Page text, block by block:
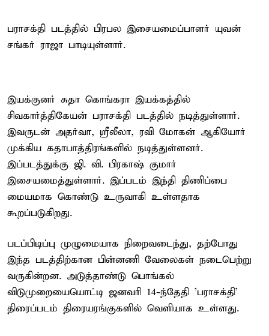
பராசக்தி படத்தில் பிரபல இசையமைப்பாளர் யுவன்
சங்கர் ராஜா பாடியுள்ளார்.
இயக்குனர் சுதா கொங்கரா இயக்கத்தில்
சிவகார்த்திகேயன் பராசக்தி படத்தில் நடித்துள்ளார்.
இவருடன் அதர்வா, ஸ்ரீலீலா, ரவி மோகன் ஆகியோர்
முக்கிய கதாபாத்திரங்களில் நடித்துள்ளனர்.
இப்படத்துக்கு ஜி. வி. பிரகாஷ் குமார்
இசையமைத்துள்ளார். இப்படம் இந்தி திணிப்பை
மையமாக கொண்டு உருவாகி உள்ளதாக
கூறப்படுகிறது.
படப்பிடிப்பு முழுமையாக நிறைவடைந்து, தற்போது
இந்த படத்திற்கான பின்னணி வேலைகள் நடைபெற்று
வருகின்றன. அடுத்தாண்டு பொங்கல்
விடுமுறையையொட்டி ஜனவரி 14-ந்தேதி 'பராசக்தி'
திரைப்படம் திரையரங்குகளில் வெளியாக உள்ளது.